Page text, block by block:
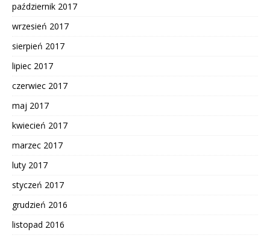
październik 2017
wrzesień 2017
sierpień 2017
lipiec 2017
czerwiec 2017
maj 2017
kwiecień 2017
marzec 2017
luty 2017
styczeń 2017
grudzień 2016
listopad 2016